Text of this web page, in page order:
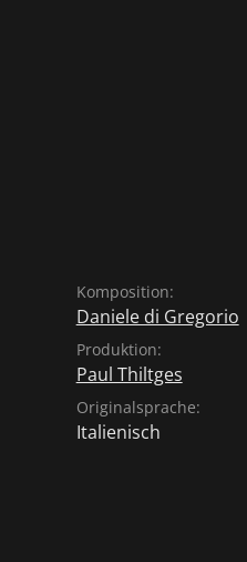
Komposition:
Daniele di Gregorio
Produktion:
Paul Thiltges
Originalsprache:
Italienisch